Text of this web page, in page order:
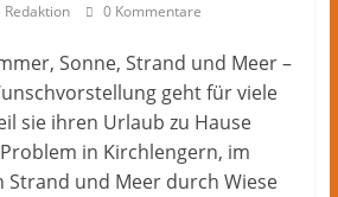
Redaktion 0 Kommentare
Sonne, Strand und Meer –
geht für viele
sie ihren Urlaub zu Hause
in Kirchlengern, im
Strand und Meer durch Wiese